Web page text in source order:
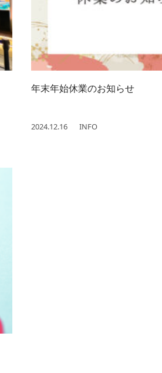
年末年始休業のお知らせ
2024.12.16 INFO